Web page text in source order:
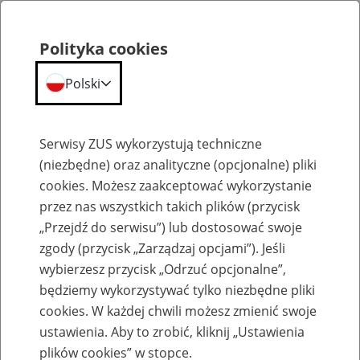
Emerytury
Baza zlikwidowanych lub
przekształconych zakładów pracy
Polityka cookies
Polski
Serwisy ZUS wykorzystują techniczne
(niezbędne) oraz analityczne (opcjonalne) pliki
cookies. Możesz zaakceptować wykorzystanie
przez nas wszystkich takich plików (przycisk
„Przejdź do serwisu”) lub dostosować swoje
zgody (przycisk „Zarządzaj opcjami”). Jeśli
wybierzesz przycisk „Odrzuć opcjonalne”,
będziemy wykorzystywać tylko niezbędne pliki
cookies. W każdej chwili możesz zmienić swoje
ustawienia. Aby to zrobić, kliknij „Ustawienia
plików cookies” w stopce.